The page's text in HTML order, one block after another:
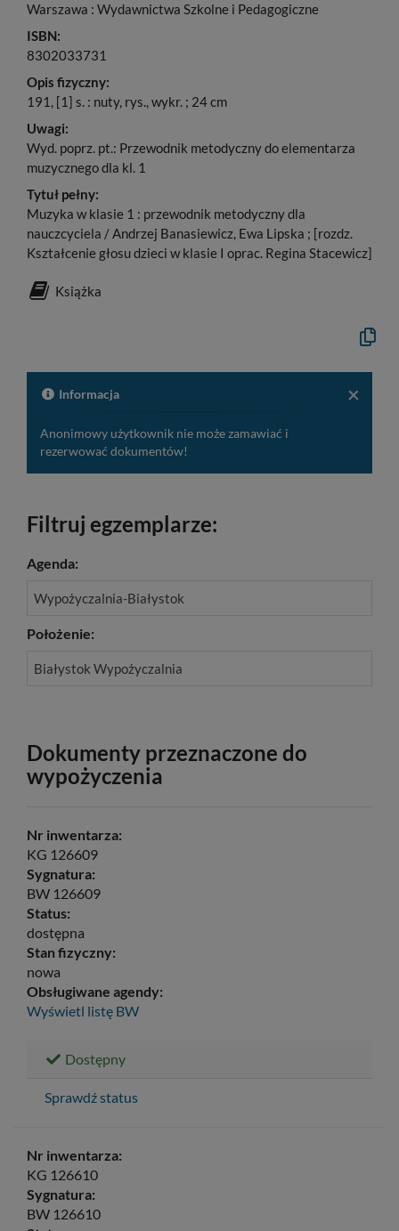
Warszawa : Wydawnictwa Szkolne i Pedagogiczne
ISBN:
8302033731
Opis fizyczny:
191, [1] s. : nuty, rys., wykr. ; 24 cm
Uwagi:
Wyd. poprz. pt.: Przewodnik metodyczny do elementarza
muzycznego dla kl. 1
Tytuł pełny:
Muzyka w klasie 1 : przewodnik metodyczny dla
nauczcyciela / Andrzej Banasiewicz, Ewa Lipska ; [rozdz.
Kształcenie głosu dzieci w klasie I oprac. Regina Stacewicz]
Książka
Kopiuj
do
×
Informacja
Anonimowy użytkownik nie może zamawiać i
rezerwować dokumentów!
Filtruj egzemplarze:
Agenda:
Wypożyczalnia-Białystok
Położenie:
Białystok Wypożyczalnia
Dokumenty przeznaczone do
wypożyczenia
Nr inwentarza:
KG 126609
Sygnatura:
BW 126609
Status:
dostępna
Stan fizyczny:
nowa
Obsługiwane agendy:
Wyświetl listę BW
Dostępny
Sprawdź status
Nr inwentarza:
KG 126610
Sygnatura:
BW 126610